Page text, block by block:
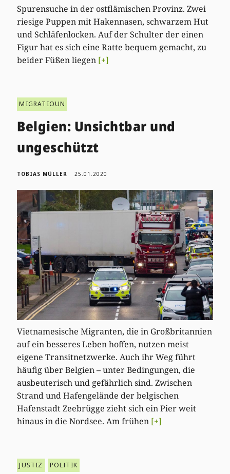
Spurensuche in der ostflämischen Provinz. Zwei
riesige Puppen mit Hakennasen, schwarzem Hut
und Schläfenlocken. Auf der Schulter der einen
Figur hat es sich eine Ratte bequem gemacht, zu
beider Füßen liegen [+]
MIGRATIOUN
Belgien: Unsichtbar und
ungeschützt
TOBIAS MÜLLER 25.01.2020
Vietnamesische Migranten, die in Großbritannien
auf ein besseres Leben hoffen, nutzen meist
eigene Transitnetzwerke. Auch ihr Weg führt
häufig über Belgien – unter Bedingungen, die
ausbeuterisch und gefährlich sind. Zwischen
Strand und Hafengelände der belgischen
Hafenstadt Zeebrügge zieht sich ein Pier weit
hinaus in die Nordsee. Am frühen [+]
JUSTIZ POLITIK